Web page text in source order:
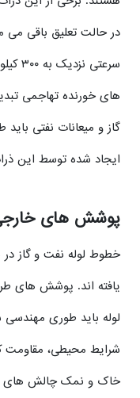
در حالت تعلیق باقی می
های خورنده تهاجمی
گاز و میعانات نفتی
ایجاد شده توسط این
پوشش های
خطوط لوله نفت و گاز
یافته اند. پوشش های
لوله باید طوری مهندسی
شرایط محیطی، مقاومت
خاک و نمک چالش های